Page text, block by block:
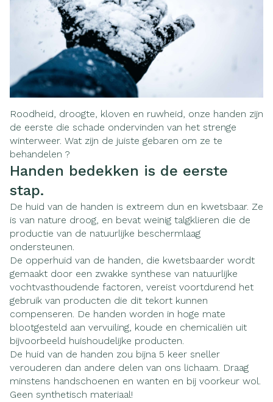
Roodheid, droogte, kloven en ruwheid, onze handen zijn
de eerste die schade ondervinden van het strenge
winterweer. Wat zijn de juiste gebaren om ze te
behandelen ?
Handen bedekken is de eerste
stap.
De huid van de handen is extreem dun en kwetsbaar. Ze
is van nature droog, en bevat weinig talgklieren die de
productie van de natuurlijke beschermlaag
ondersteunen.
De opperhuid van de handen, die kwetsbaarder wordt
gemaakt door een zwakke synthese van natuurlijke
vochtvasthoudende factoren, vereist voortdurend het
gebruik van producten die dit tekort kunnen
compenseren. De handen worden in hoge mate
blootgesteld aan vervuiling, koude en chemicaliën uit
bijvoorbeeld huishoudelijke producten.
De huid van de handen zou bijna 5 keer sneller
verouderen dan andere delen van ons lichaam. Draag
minstens handschoenen en wanten en bij voorkeur wol.
Geen synthetisch materiaal!